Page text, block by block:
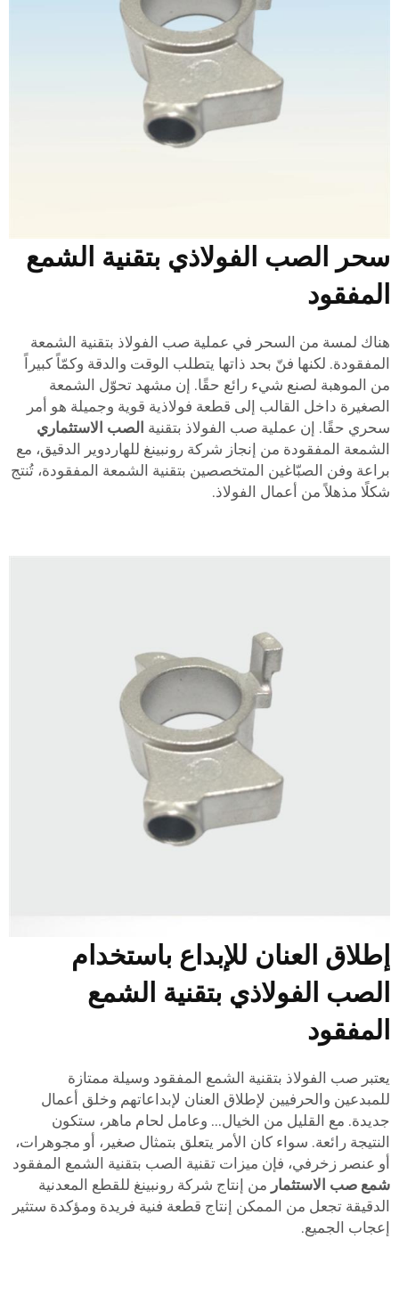
الصب الفولاذي بتقنية الشمع
لمسة من السحر في عملية صب الفولاذ بتقنية الشمعة
لكنها فنّ بحد ذاتها يتطلب الوقت والدقة وكمّاً كبيراً
الموهبة لصنع شيء رائع حقًا. إن مشهد تحوّل الشمعة
داخل القالب إلى قطعة فولاذية قوية وجميلة هو أمر
حقًا. إن عملية صب الفولاذ بتقنيةالصب الاستثماري
المفقودة من إنجاز شركة رونبينغ للهاردوير الدقيق، مع
وفن الصبّاغين المتخصصين بتقنية الشمعة المفقودة، تُنتج
مذهلاً من أعمال الفولاذ.
العنان للإبداع باستخدام
الفولاذي بتقنية الشمع
صب الفولاذ بتقنية الشمع المفقود وسيلة ممتازة
والحرفيين لإطلاق العنان لإبداعاتهم وخلق أعمال
مع القليل من الخيال... وعامل لحام ماهر، ستكون
رائعة. سواء كان الأمر يتعلق بتمثال صغير، أو مجوهرات،
عنصر زخرفي، فإن ميزات تقنية الصب بتقنية الشمع المفقود
صب الاستثمارمن إنتاج شركة رونبينغ للقطع المعدنية
تجعل من الممكن إنتاج قطعة فنية فريدة ومؤكدة ستثير
الجميع.